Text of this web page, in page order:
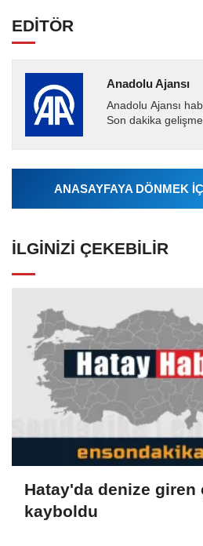
EDİTÖR
Anadolu Ajansı
Anadolu Ajansı
Son dakika
Ajansı tarafından...
ANASAYFAYA DÖNMEK
İLGINIZI ÇEKEBILIR
Hatay'da denize giren
kayboldu